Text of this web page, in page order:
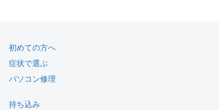
初めての方へ
症状で選ぶ
パソコン修理
持ち込み